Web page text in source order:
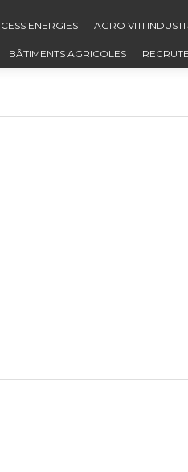
ENERGIES AGRO VITI
BÂTIMENTS AGRICOLES